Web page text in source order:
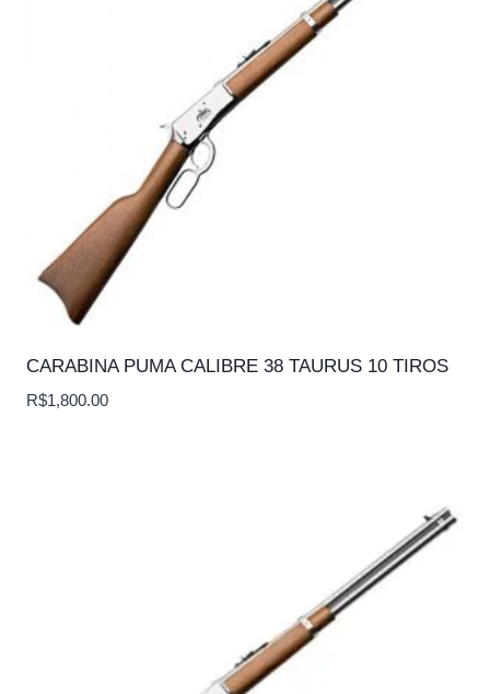
CARABINA PUMA CALIBRE 38 TAURUS 10 TIROS
R$1,800.00